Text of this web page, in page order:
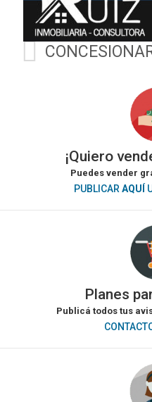
¡Quiero
Puedes vender
PUBLICARAQUÍ
Planes
Publicá todos tus